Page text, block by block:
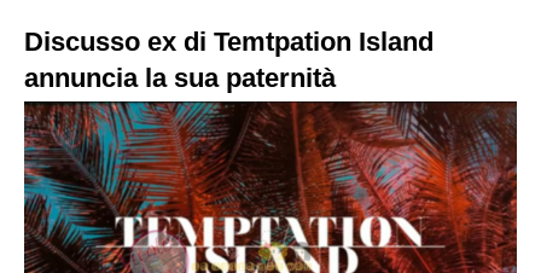
Discusso ex di Temtpation Island
annuncia la sua paternità